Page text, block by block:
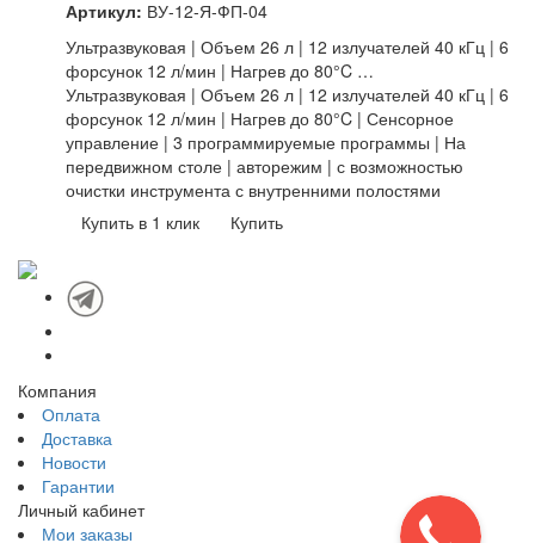
Артикул: ВУ-12-Я-ФП-04
Ультразвуковая | Объем 26 л | 12 излучателей 40 кГц | 6
форсунок 12 л/мин | Нагрев до 80°C …
Ультразвуковая | Объем 26 л | 12 излучателей 40 кГц | 6
форсунок 12 л/мин | Нагрев до 80°C | Сенсорное
управление | 3 программируемые программы | На
передвижном столе | авторежим | с возможностью
очистки инструмента с внутренними полостями
Купить в 1 клик
Купить
Компания
Оплата
Доставка
Новости
Гарантии
Личный кабинет
Мои заказы